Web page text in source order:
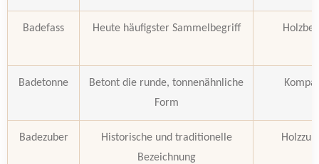
Badefass Heute häufigster Sammelbegriff
Badetonne
Betont die runde, tonnenähnliche
Form
Badezuber
Historische und traditionelle
Bezeichnung